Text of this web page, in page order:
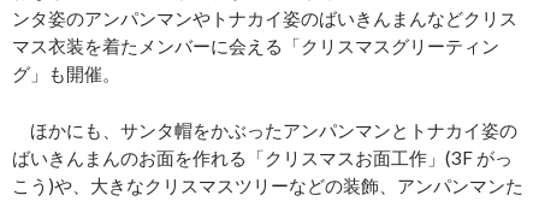
ンタ姿のアンパンマンやトナカイ姿のばいきんまんなどクリス
マス衣装を着たメンバーに会える「クリスマスグリーティン
グ」も開催。
ほかにも、サンタ帽をかぶったアンパンマンとトナカイ姿の
ばいきんまんのお面を作れる「クリスマスお面工作」(3F がっ
こう)や、大きなクリスマスツリーなどの装飾、アンパンマンた